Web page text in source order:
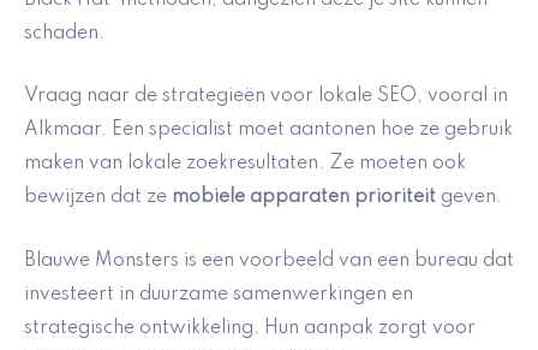
schaden.
Vraag naar de strategieën voor lokale SEO, vooral in
Alkmaar. Een specialist moet aantonen hoe ze gebruik
maken van lokale zoekresultaten. Ze moeten ook
bewijzen dat ze mobiele apparaten prioriteit geven.
Blauwe Monsters is een voorbeeld van een bureau dat
investeert in duurzame samenwerkingen en
strategische ontwikkeling. Hun aanpak zorgt voor